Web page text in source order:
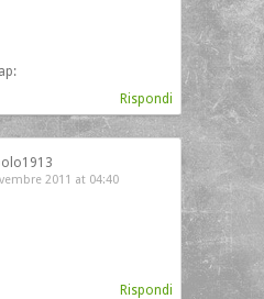
Rispondi
2011 at 04:40
Rispondi